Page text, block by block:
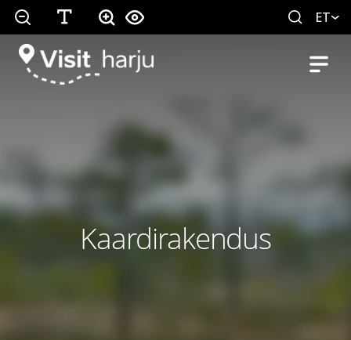
ET
Kaardirakendus